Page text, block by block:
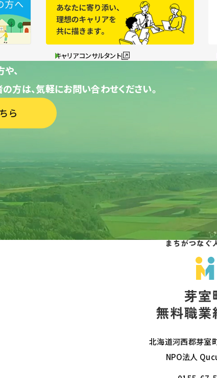
キャリアコンサルタント
、
方は、気軽にお問い合わせください。
ら
北海道河西郡芽室
NPO法人